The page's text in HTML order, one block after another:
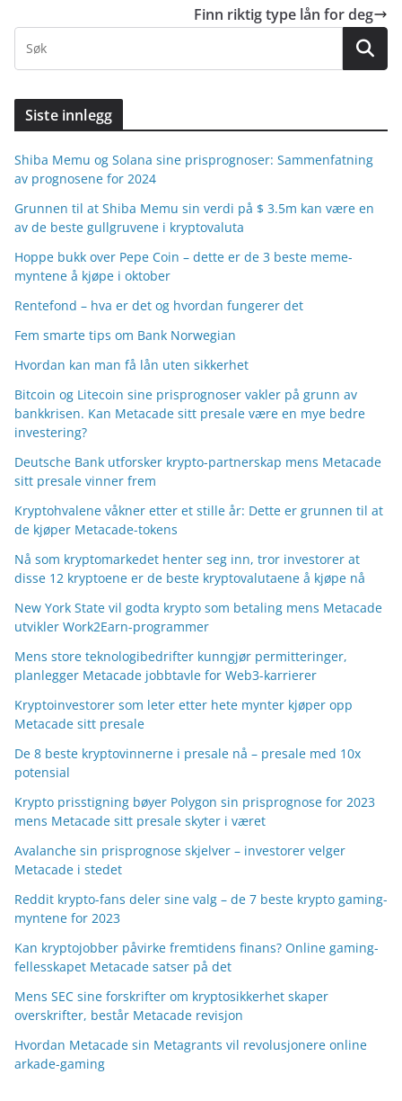
Finn riktig type lån for deg
Siste innlegg
Shiba Memu og Solana sine prisprognoser: Sammenfatning
av prognosene for 2024
Grunnen til at Shiba Memu sin verdi på $ 3.5m kan være en
av de beste gullgruvene i kryptovaluta
Hoppe bukk over Pepe Coin – dette er de 3 beste meme-
myntene å kjøpe i oktober
Rentefond – hva er det og hvordan fungerer det
Fem smarte tips om Bank Norwegian
Hvordan kan man få lån uten sikkerhet
Bitcoin og Litecoin sine prisprognoser vakler på grunn av
bankkrisen. Kan Metacade sitt presale være en mye bedre
investering?
Deutsche Bank utforsker krypto-partnerskap mens Metacade
sitt presale vinner frem
Kryptohvalene våkner etter et stille år: Dette er grunnen til at
de kjøper Metacade-tokens
Nå som kryptomarkedet henter seg inn, tror investorer at
disse 12 kryptoene er de beste kryptovalutaene å kjøpe nå
New York State vil godta krypto som betaling mens Metacade
utvikler Work2Earn-programmer
Mens store teknologibedrifter kunngjør permitteringer,
planlegger Metacade jobbtavle for Web3-karrierer
Kryptoinvestorer som leter etter hete mynter kjøper opp
Metacade sitt presale
De 8 beste kryptovinnerne i presale nå – presale med 10x
potensial
Krypto prisstigning bøyer Polygon sin prisprognose for 2023
mens Metacade sitt presale skyter i været
Avalanche sin prisprognose skjelver – investorer velger
Metacade i stedet
Reddit krypto-fans deler sine valg – de 7 beste krypto gaming-
myntene for 2023
Kan kryptojobber påvirke fremtidens finans? Online gaming-
fellesskapet Metacade satser på det
Mens SEC sine forskrifter om kryptosikkerhet skaper
overskrifter, består Metacade revisjon
Hvordan Metacade sin Metagrants vil revolusjonere online
arkade-gaming